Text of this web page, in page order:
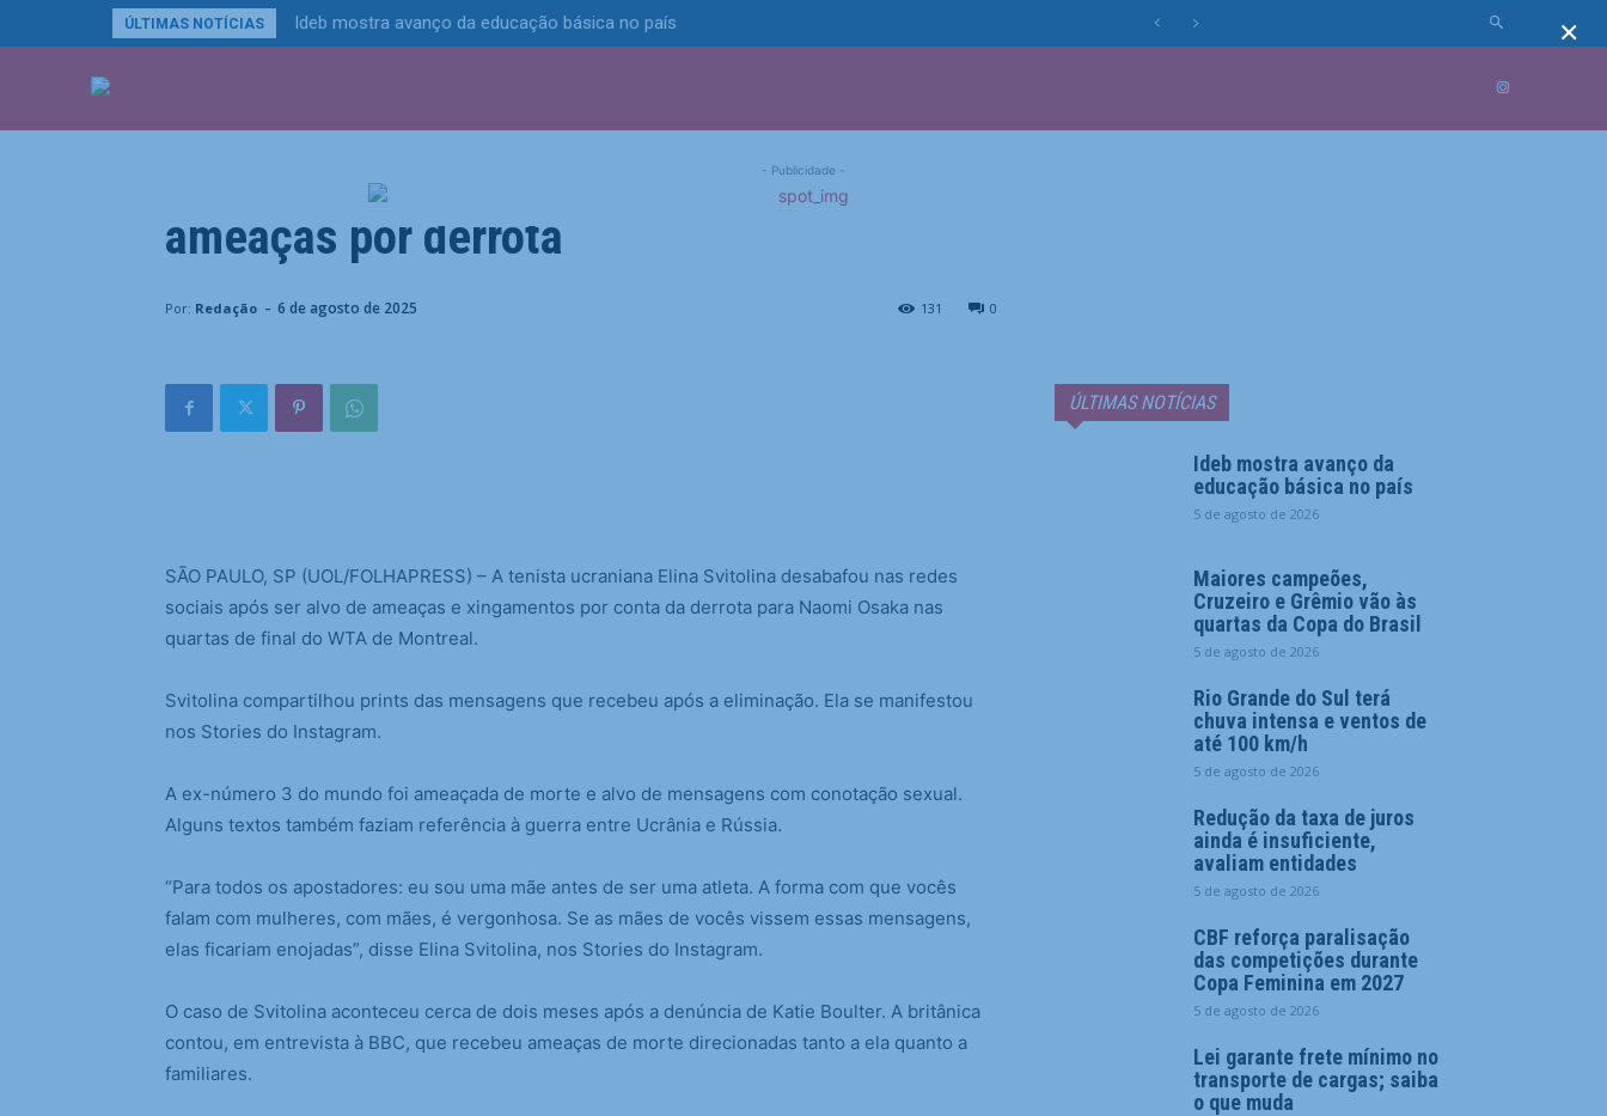
ÚLTIMAS NOTÍCIAS Ideb mostra avanço da educação básica no país
- Publicidade -
Esportes
Tenista ucraniana desabafa após receber
ameaças por derrota
Por: Redação - 6 de agosto de 2025 0
131
SÃO PAULO, SP (UOL/FOLHAPRESS) – A tenista ucraniana Elina Svitolina desabafou nas redes
sociais após ser alvo de ameaças e xingamentos por conta da derrota para Naomi Osaka nas
quartas de final do WTA de Montreal.
Svitolina compartilhou prints das mensagens que recebeu após a eliminação. Ela se manifestou
nos Stories do Instagram.
A ex-número 3 do mundo foi ameaçada de morte e alvo de mensagens com conotação sexual.
Alguns textos também faziam referência à guerra entre Ucrânia e Rússia.
“Para todos os apostadores: eu sou uma mãe antes de ser uma atleta. A forma com que vocês
falam com mulheres, com mães, é vergonhosa. Se as mães de vocês vissem essas mensagens,
elas ficariam enojadas”, disse Elina Svitolina, nos Stories do Instagram.
O caso de Svitolina aconteceu cerca de dois meses após a denúncia de Katie Boulter. A britânica
contou, em entrevista à BBC, que recebeu ameaças de morte direcionadas tanto a ela quanto a
familiares.
ÚLTIMAS NOTÍCIAS
Ideb mostra avanço da
educação básica no país
5 de agosto de 2026
Maiores campeões,
Cruzeiro e Grêmio vão às
quartas da Copa do Brasil
5 de agosto de 2026
Rio Grande do Sul terá
chuva intensa e ventos de
até 100 km/h
5 de agosto de 2026
Redução da taxa de juros
ainda é insuficiente,
avaliam entidades
5 de agosto de 2026
CBF reforça paralisação
das competições durante
Copa Feminina em 2027
5 de agosto de 2026
Lei garante frete mínimo no
transporte de cargas; saiba
o que muda
×